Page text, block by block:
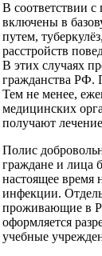
В соответствии
включены в
путем,
расстройств
В этих случаях
гражданства РФ.
Тем не менее,
медицинских
получают
Полис
граждане и лица
настоящее время
инфекции.
проживающие в
оформляется
учебные